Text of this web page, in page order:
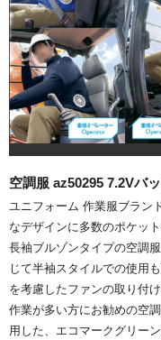
空調服 az50295 7.2Vバ
ユニフォーム 作業服ブラン
なデザインに多数のポケッ
長袖ブルゾンタイプの空調
じて半袖スタイルでの使用
を考慮したファンの取り付
作業が多い方にお勧めの空
用した、エコマークグリー